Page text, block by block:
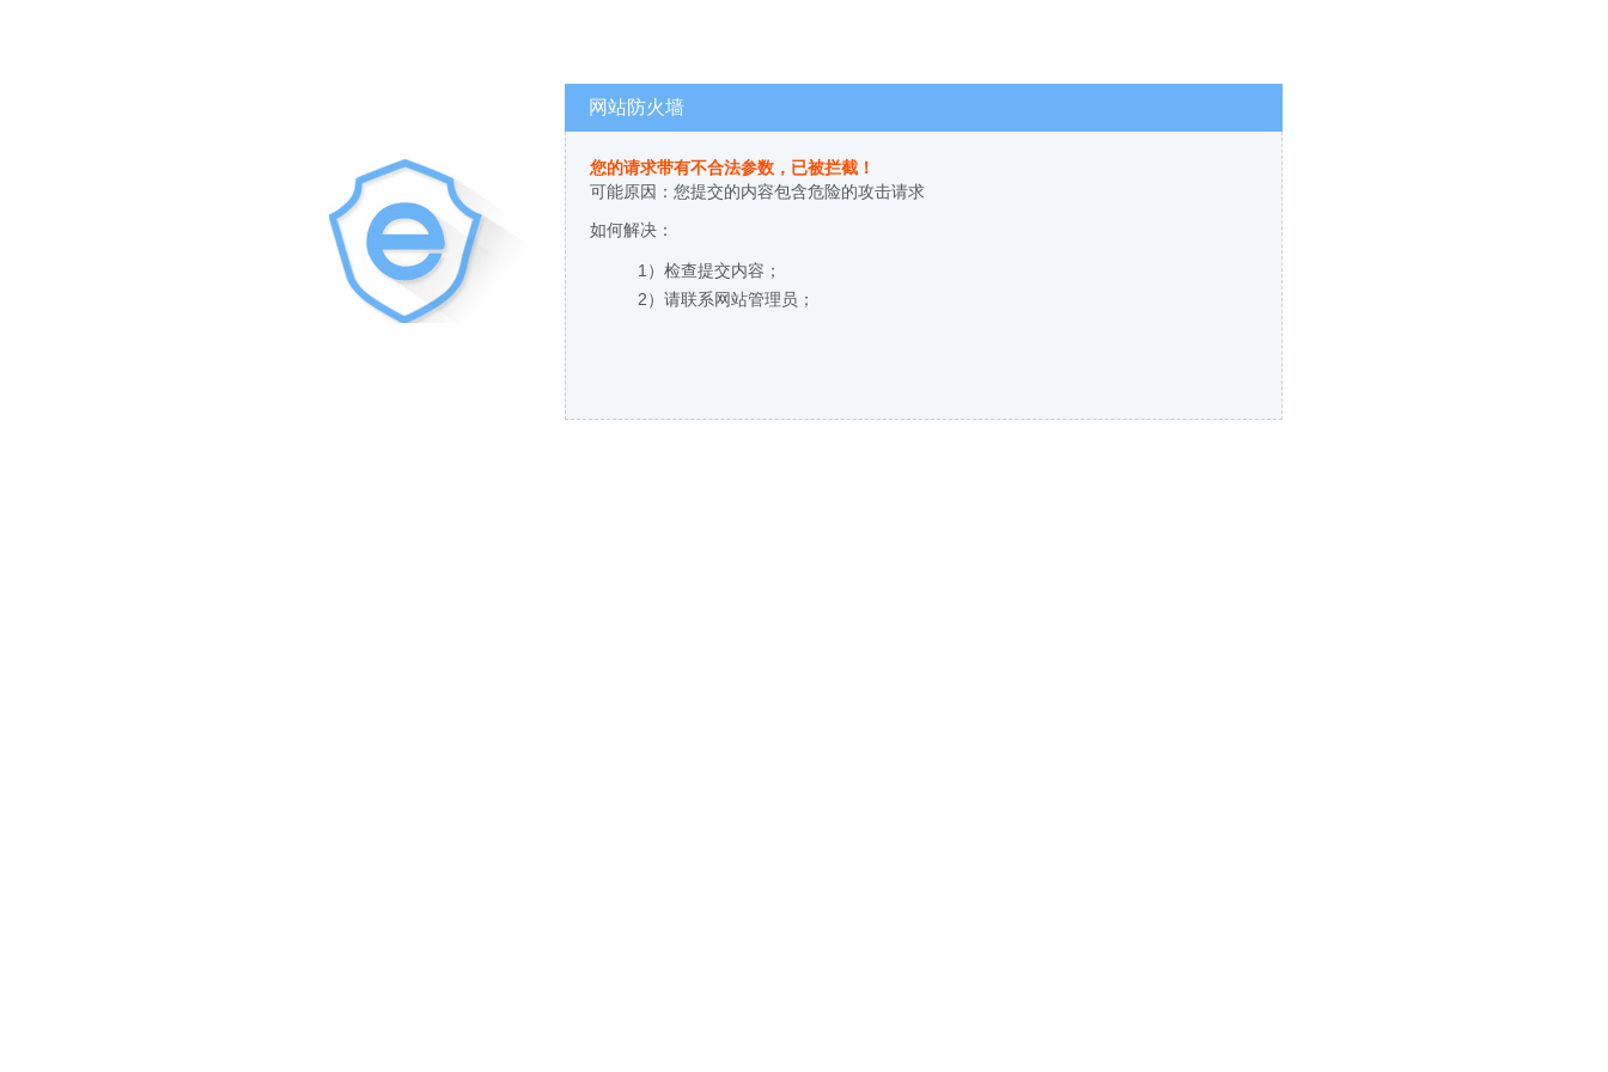
网站防火墙
您的请求带有不合法参数，已被拦截！
可能原因：您提交的内容包含危险的攻击请求
如何解决：
1）检查提交内容；
2）请联系网站管理员；